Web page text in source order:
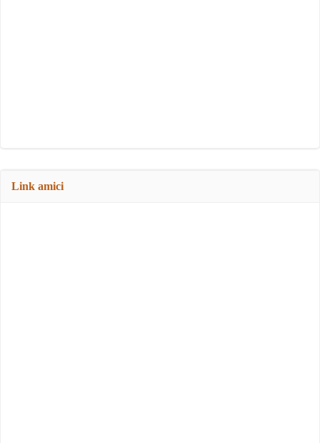
Link amici